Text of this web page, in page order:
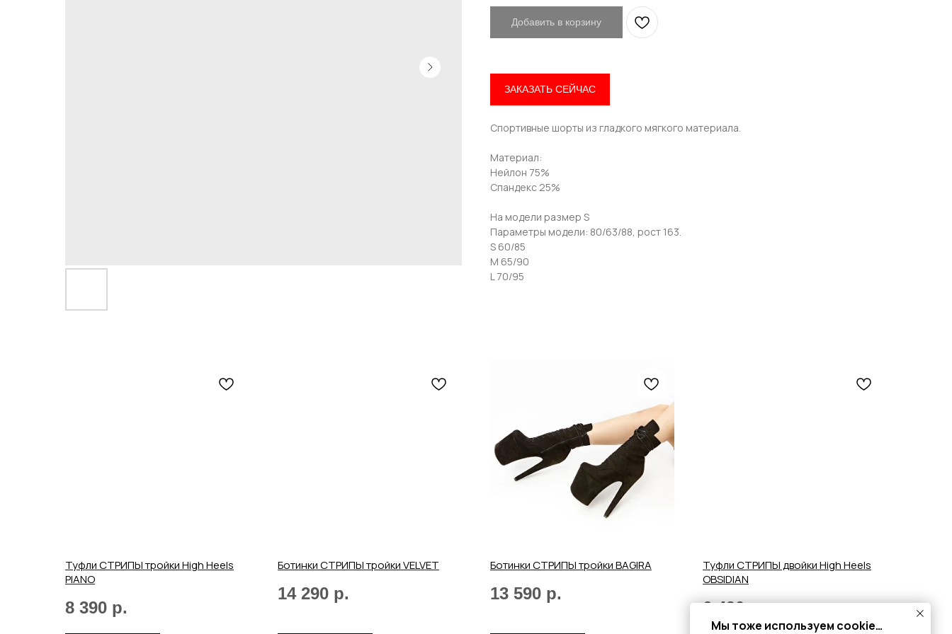
Подпишись на нашу рассылку
...и узнавай об акциях первой!
Нажимая на кнопку, вы даете согласие на обработку своих
персональных данных согласно 152-ФЗ.
Мы тоже используем cookie…
Добавить в корзину
ЗАКАЗАТЬ СЕЙЧАС
Спортивные шорты из гладкого мягкого материала.
Материал:
Нейлон 75%
Спандекс 25%
На модели размер S
Параметры модели: 80/63/88, рост 163.
S 60/85
M 65/90
L 70/95
Туфли СТРИПЫ тройки High Heels
PIANO
8 390 р.
Ботинки СТРИПЫ тройки VELVET
14 290 р.
Ботинки СТРИПЫ тройки BAGIRA
13 590 р.
Туфли СТРИПЫ двойки High Heels
OBSIDIAN
6 490 р.